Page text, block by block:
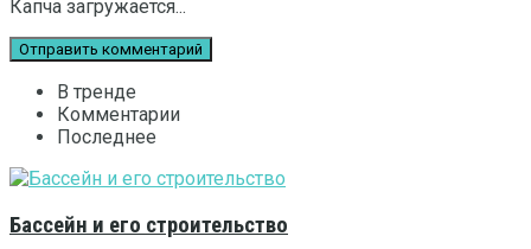
Капча загружается...
В тренде
Комментарии
Последнее
Бассейн и его строительство